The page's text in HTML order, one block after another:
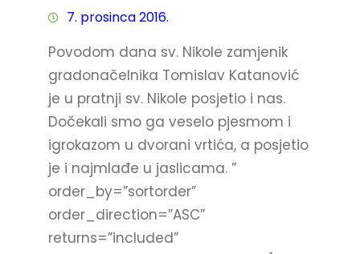
7. prosinca 2016.
Povodom dana sv. Nikole zamjenik
gradonačelnika Tomislav Katanović
je u pratnji sv. Nikole posjetio i nas.
Dočekali smo ga veselo pjesmom i
igrokazom u dvorani vrtića, a posjetio
je i najmlađe u jaslicama. ”
order_by=”sortorder”
order_direction=”ASC”
returns=”included”